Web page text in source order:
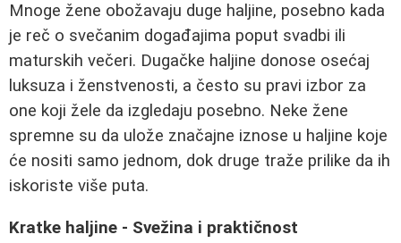
Mnoge žene obožavaju duge haljine, posebno kada
je reč o svečanim događajima poput svadbi ili
maturskih večeri. Dugačke haljine donose osećaj
luksuza i ženstvenosti, a često su pravi izbor za
one koji žele da izgledaju posebno. Neke žene
spremne su da ulože značajne iznose u haljine koje
će nositi samo jednom, dok druge traže prilike da ih
iskoriste više puta.
Kratke haljine - Svežina i praktičnost